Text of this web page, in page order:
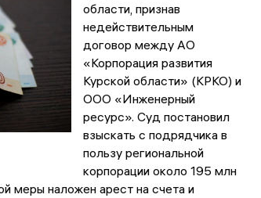
области, признав
недействительным
договор между АО
«Корпорация развития
Курской области» (КРКО) и
ООО «Инженерный
ресурс». Суд постановил
взыскать с подрядчика в
пользу региональной
корпорации около 195 млн
меры наложен арест на счета и